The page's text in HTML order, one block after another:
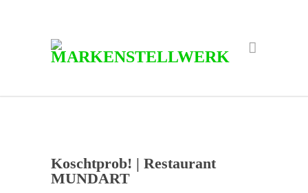
Koschtprob! | Restaurant
MUNDART